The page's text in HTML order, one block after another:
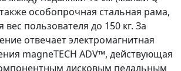
особопрочная стальная рама,
пользователя до 150 кг. За
отвечает электромагнитная
magneTECH ADV™, действующая
дисковым педальным